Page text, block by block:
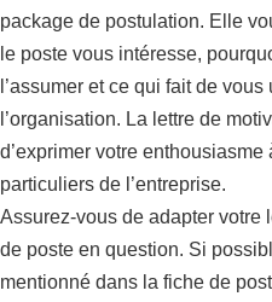
package de postulation. Elle
le poste vous intéresse,
l’assumer et ce qui fait de
l’organisation. La lettre de
d’exprimer votre
particuliers de l’entreprise.
Assurez-vous de adapter votre
de poste en question. Si
mentionné dans la fiche de